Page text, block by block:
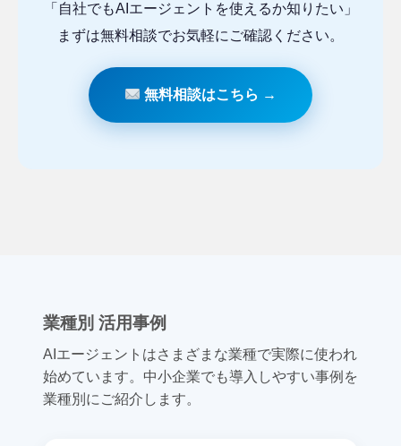
「自社でもAIエージェントを使えるか知りたい」
まずは無料相談でお気軽にご確認ください。
無料相談はこちら →
業種別 活用事例
AIエージェントはさまざまな業種で実際に使われ
始めています。中小企業でも導入しやすい事例を
業種別にご紹介します。